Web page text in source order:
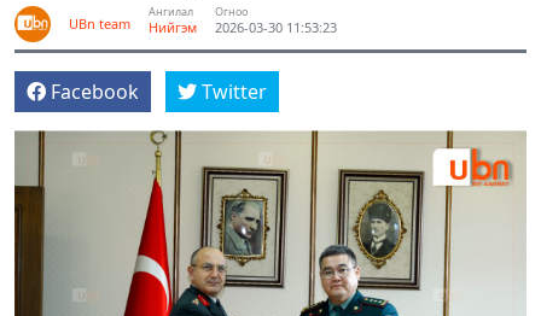
UBn team
Ангилал
Нийгэм
Огноо
2026-03-30 11:53:23
Facebook Twitter